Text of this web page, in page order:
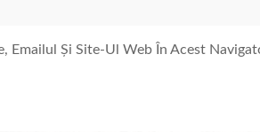
Emailul Și Site-Ul Web În Acest